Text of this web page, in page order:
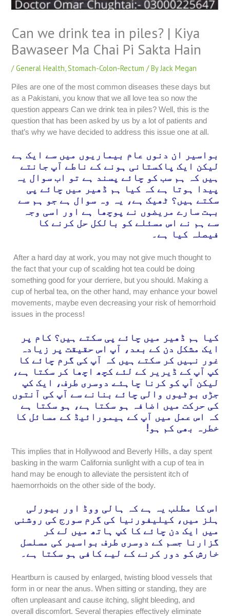
Can we drink tea in piles? | Kiya
Bawaseer Ma Chai Pi Sakta Hain
/General Health,Stomach-Colon-Rectum / ByJack Megan
Piles are one of the most common diseases these days but
as a Pakistani, you know that we all love tea so now the
question appears Can we drink tea in piles? Well, this is the
question that has been asked by us by a lot of patients and
that’s why we have decided to address this issue one at all.
بواسیر ان دنوں عام بیماریوں میں سے ایک ہے
لیکن ایک پاکستانی ہونے کے ناطے آپ جانتے
ہیں کہ ہم سب کو چائے پسند ہے تو اب سوال یہ
پیدا ہوتا ہے کہ کیا ہم ڈھیر میں چائے پی
سکتے ہیں؟ ٹھیک ہے، یہ وہ سوال ہے جو ہم سے
بہت سارے مریضوں نے پوچھا ہے اور اسی وجہ
سے ہم نے اس مسئلے کو بالکل حل کرنے کا
فیصلہ کیا ہے۔
After a hard day at work, you may not give much thought to
the fact that your cup of scalding hot tea could be doing
something good for your derriere, but you should. Making a
cup of herbal tea, on the other hand, may enhance your bowel
movements, maybe even decreasing your risk of hemorrhoid
issues in the process!
کیا ہم ڈھیر میں چائے پی سکتے ہیں؟ کام پر
ایک مشکل دن کے بعد، آپ اس حقیقت پر زیادہ
غور نہیں کر سکتے ہیں کہ آپ کی گرم چائے کا
کپ آپ کے ڈیریر کے لئے کچھ اچھا کر سکتا ہے،
لیکن آپ کو کرنا چاہئے. دوسری طرف، ایک کپ
جڑی بوٹیوں والی چائے بنانے سے آپ کی آنتوں
کی حرکت میں اضافہ ہو سکتا ہے، ہو سکتا ہے
کہ اس عمل میں آپ کے ہیمورائیڈ کے مسائل کا
خطرہ بھی کم ہو!
This implies that in Hollywood and Beverly Hills, a day spent
basking in the warm California sunlight with a cup of tea in
hand may be enough to alleviate the persistent itch of
haemorrhoids on the other side of the body.
اس کا مطلب یہ ہے کہ ہالی ووڈ اور بیورلی
ہلز میں، کیلیفورنیا کی گرم سورج کی روشنی
میں ایک دن چائے کا کپ ہاتھ میں لے کر
گزارنا جسم کے دوسری طرف بواسیر کی مسلسل
خارش کو دور کرنے کے لیے کافی ہو سکتا ہے۔
Heartburn is caused by enlarged, twisting blood vessels that
form in or near the anus. When sitting or standing, they are
often unpleasant and cause itching, slight bleeding, and
overall discomfort. Several therapies effectively eliminate